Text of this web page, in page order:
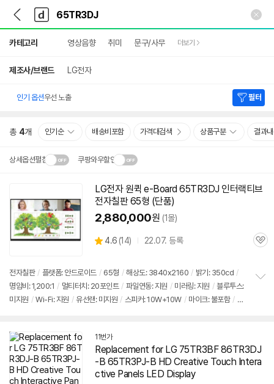
다
나
와
가
기
다
와
메
인
카테고리 영상음향 취미 문구/사무 더보기
제조사/브랜드 LG전자
인기 옵션우선 노출 필터
총 4개 인기순 배송비포함 가격대검색 상품구분 결과
상세옵션펼침 쿠팡와우할인
배송·설치비가 달라집니다.닫
기
LG전자 원퀵 e-Board 65TR3DJ 인터랙티브
전자칠판 65형 (단품)
2,880,000원 (1몰)
별
4.6 (상
14) 22.07. 등록
관
전자칠판 / 플랫폼: 안드로이드 / 65형 / 해상도: 3840x2160 / 밝기: 350cd /
명암비: 1,200:1 / 멀티터치: 20포인트 / 파일연동: 지원 / 미러링: 지원 / 블루투스:
미지원 / Wi-Fi: 지원 / 유선랜: 미지원 / 스피커: 10W+10W / 마이크: 불포함 / H
구성: 단품 / 크기(가로x세로): 148x89cm
11번가
Replacement for LG 75TR3BF 86TR3DJ
-B 65TR3PJ-B HD Creative Touch Intera
ctive Panels LED Display